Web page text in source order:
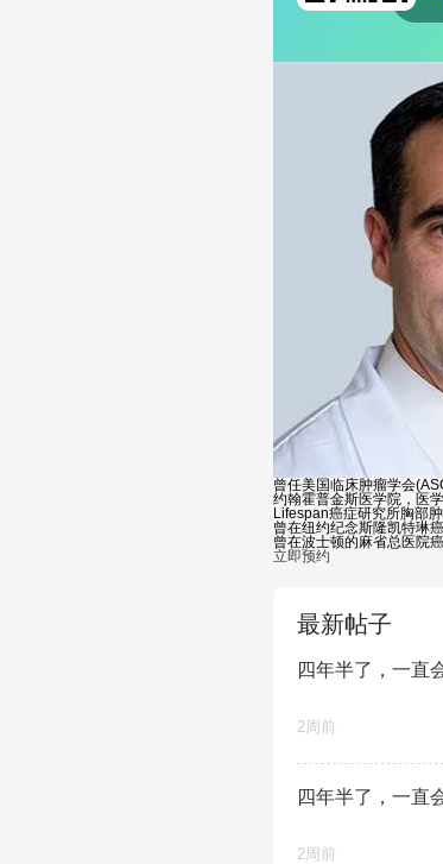
曾任美国临床肿瘤学会
约翰霍普金斯医学院，医
Lifespan癌症研究所胸部
曾在纽约纪念斯隆凯特琳
曾在波士顿的麻省总医院
立即预约
最新帖子
四年半了，一直
2周前
四年半了，一直
2周前